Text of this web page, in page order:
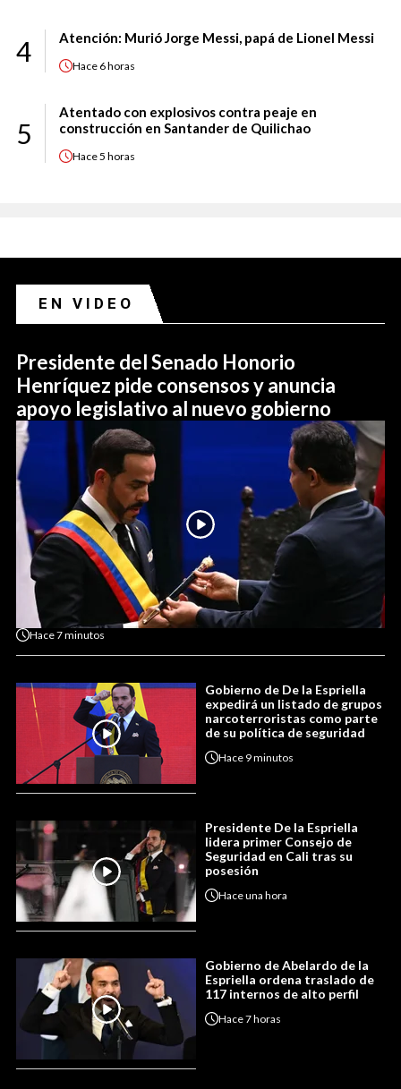
4 Atención: Murió Jorge Messi, papá de Lionel Messi
Hace 6 horas
5
Atentado con explosivos contra peaje en
construcción en Santander de Quilichao
Hace5 horas
EN VIDEO
Presidente del Senado Honorio
Henríquez pide consensos y anuncia
apoyo legislativo al nuevo gobierno
Hace7 minutos
Gobierno de De la Espriella
expedirá un listado de grupos
narcoterroristas como parte
de su política de seguridad
Hace 9 minutos
Presidente De la Espriella
lidera primer Consejo de
Seguridad en Cali tras su
posesión
Haceuna hora
Gobierno de Abelardo de la
Espriella ordena traslado de
117 internos de alto perfil
Hace7 horas